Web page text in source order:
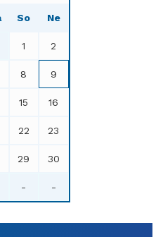
So Ne
1 2
8 9
15 16
22 23
29 30
- -